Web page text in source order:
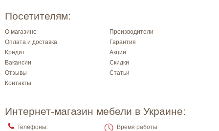
Посетителям:
О магазине
Производители
Оплата и доставка
Гарантия
Кредит
Акции
Вакансии
Скидки
Отзывы
Статьи
Контакты
Интернет-магазин мебели в Украине:
Телефоны:
Время работы